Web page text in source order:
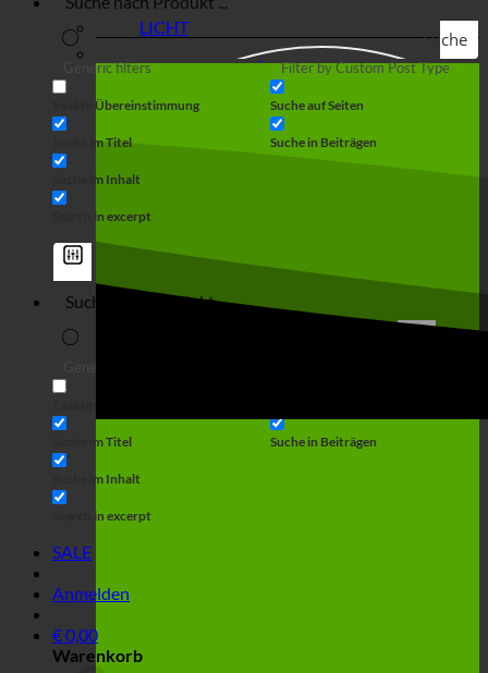
Suche
Generic filters
Exakte Übereinstimmung
Suche im Titel
Suche im Inhalt
Search in excerpt
Filter by Custom Post Type
Suche auf Seiten
Suche in Beiträgen
Suche im Titel
Suche im Inhalt
Search in excerpt
Suche in Beiträgen
SALE
Anmelden
€0,00
Warenkorb
LICHT